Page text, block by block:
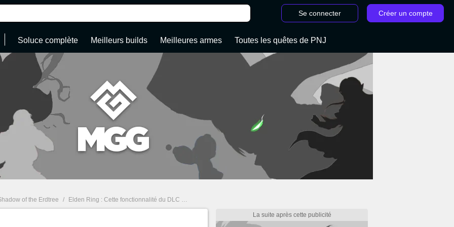
Se connecter Créer un compte
Soluce complète Meilleurs builds Meilleures armes Toutes les quêtes de PNJ
of the Erdtree / Elden Ring : Cette fonctionnalité du DLC est sous-estimée, pourtant elle devrait être présente dans tous les prochains jeux FromSoftware